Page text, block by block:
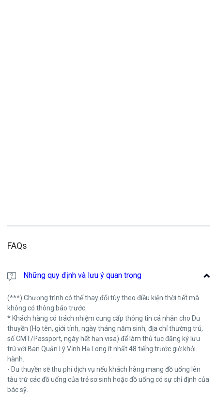
FAQs
Những quy định và lưu ý quan trọng
(***) Chương trình có thể thay đổi tùy theo điều kiện thời tiết mà
không có thông báo trước.
* Khách hàng có trách nhiệm cung cấp thông tin cá nhân cho Du
thuyền (Họ tên, giới tính, ngày tháng năm sinh, địa chỉ thường trú,
số CMT/Passport, ngày hết hạn visa) để làm thủ tục đăng ký lưu
trú với Ban Quản Lý Vịnh Hạ Long ít nhất 48 tiếng trước giờ khởi
hành.
- Du thuyền sẽ thu phí dịch vụ nếu khách hàng mang đồ uống lên
tàu trừ các đồ uống của trẻ sơ sinh hoặc đồ uống có sự chỉ định của
bác sỹ.